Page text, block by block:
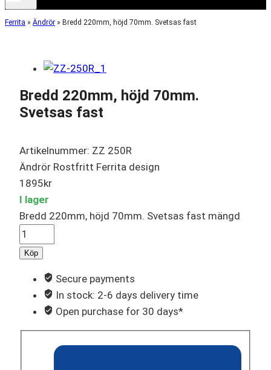
Ferrita » Ändrör » Bredd 220mm, höjd 70mm. Svetsas fast
Bredd 220mm, höjd 70mm.
Svetsas fast
Artikelnummer: ZZ 250R
Ändrör Rostfritt Ferrita design
1895kr
I lager
Bredd 220mm, höjd 70mm. Svetsas fast mängd
Köp
Secure payments
In stock: 2-6 days delivery time
Open purchase for 30 days*